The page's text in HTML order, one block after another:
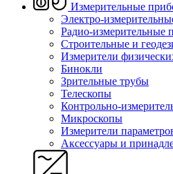
Измерительные
Электро-
Радио-измерительные
Строительные и
Измерители
Бинокли
Зрительные трубы
Телескопы
Контрольно-
Микроскопы
Измерители
Аксессуары и